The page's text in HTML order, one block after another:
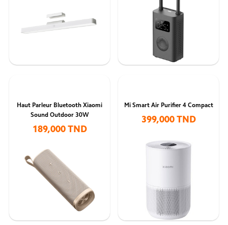
Haut Parleur Bluetooth Xiaomi
Sound Outdoor 30W
189,000 TND
Mi Smart Air Purifier 4 Compact
399,000 TND